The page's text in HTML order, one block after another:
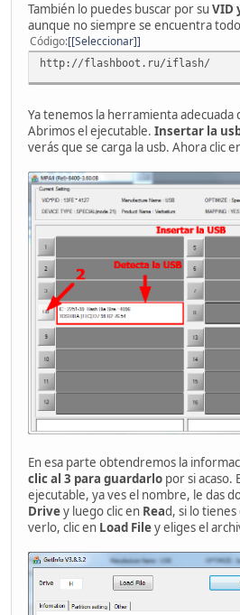
También lo puedes buscar por su VID
aunque no siempre se encuentra todo
Código [Seleccionar]
http://flashboot.ru/iflash/
Ya tenemos la herramienta adecuada
Abrimos el ejecutable. Insertar la
verás que se carga la usb. Ahora clic
En esa parte obtendremos la
clic al 3 para guardarlo por si acaso.
ejecutable, ya ves el nombre, le das
Drivey luego clic en Read, si lo
verlo, clic en Load Filey eliges el